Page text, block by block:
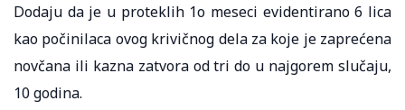
Dodaju da je u proteklih 1o meseci evidentirano 6 lica
kao počinilaca ovog krivičnog dela za koje je zaprećena
novčana ili kazna zatvora od tri do u najgorem slučaju,
10 godina.